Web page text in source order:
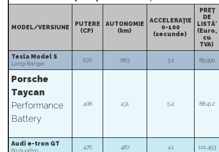
MODEL/VERSIUNE
PUTERE
(CP)
AUTONOMIE
(km)
ACCELERAŢIE
0-100
(secunde)
PREŢ
DE
LISTĂ*
(Euro,
cu
TVA)
Tesla Model S
Long Range
670 663 3.2 89.990
Porsche
Taycan
Performance
Battery
408 431 5.4 88.412
Audi e-tron GT
476 487 4.1 101.453